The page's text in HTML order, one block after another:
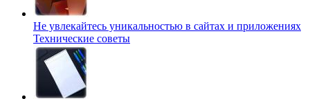
Не увлекайтесь уникальностью в сайтах и приложениях
Технические советы